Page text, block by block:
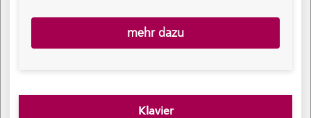
mehr dazu
Klavier